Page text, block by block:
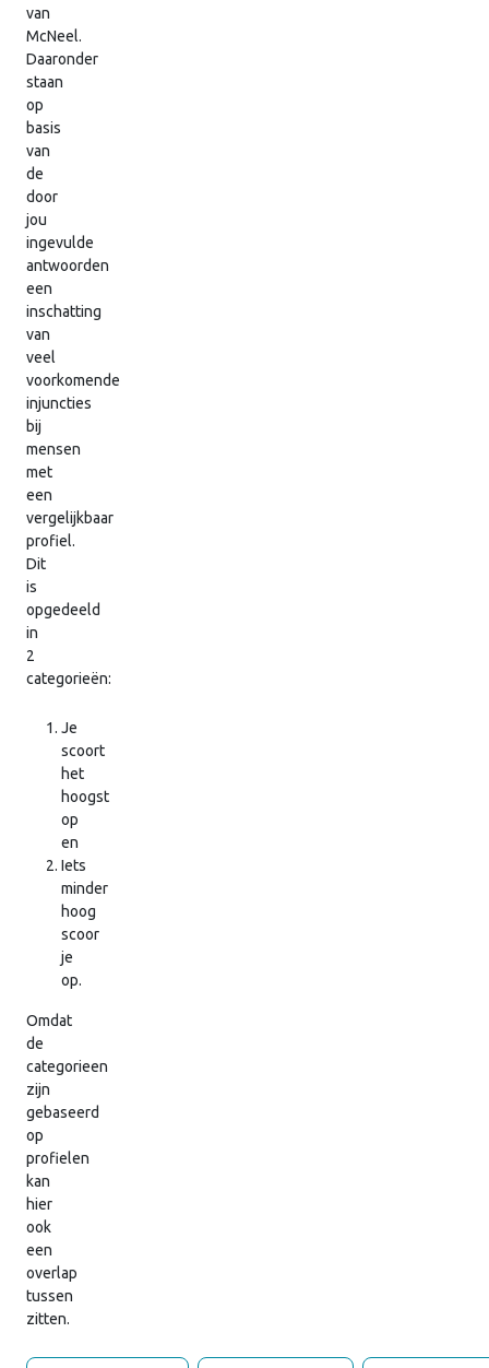
van
McNeel.
Daaronder
staan
op
basis
van
de
door
jou
ingevulde
antwoorden
een
inschatting
van
veel
voorkomende
injuncties
bij
mensen
met
een
vergelijkbaar
profiel.
Dit
is
opgedeeld
in
2
categorieën:
Je
scoort
het
hoogst
op
en
Iets
minder
hoog
scoor
je
op.
Omdat
de
categorieen
zijn
gebaseerd
op
profielen
kan
hier
ook
een
overlap
tussen
zitten.